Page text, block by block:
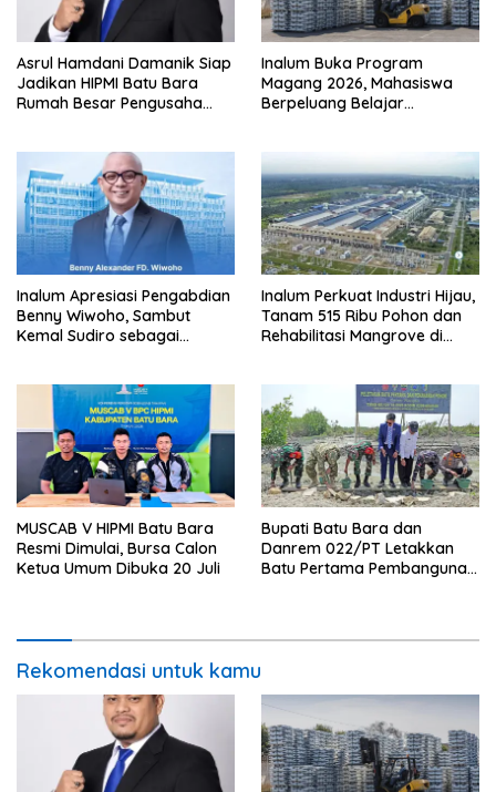
Asrul Hamdani Damanik Siap
Jadikan HIPMI Batu Bara
Rumah Besar Pengusaha
Inalum Buka Program
Magang 2026, Mahasiswa
Berpeluang Belajar
Inalum Apresiasi Pengabdian
Benny Wiwoho, Sambut
Kemal Sudiro sebagai
Inalum Perkuat Industri Hijau,
Tanam 515 Ribu Pohon dan
Rehabilitasi Mangrove di
MUSCAB V HIPMI Batu Bara
Resmi Dimulai, Bursa Calon
Ketua Umum Dibuka 20 Juli
Bupati Batu Bara dan
Danrem 022/PT Letakkan
Batu Pertama Pembangunan
Rekomendasi untuk kamu